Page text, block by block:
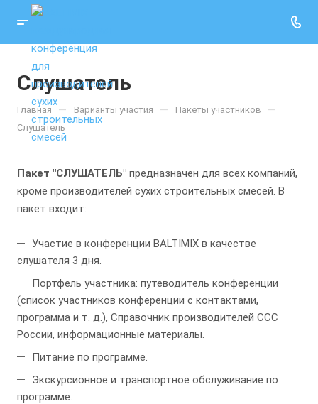
Слушатель
Главная — Варианты участия — Пакеты участников —
Слушатель
Пакет "СЛУШАТЕЛЬ" предназначен для всех компаний,
кроме производителей сухих строительных смесей. В
пакет входит:
Участие в конференции BALTIMIX в качестве
слушателя 3 дня.
Портфель участника: путеводитель конференции
(список участников конференции с контактами,
программа и т. д.), Справочник производителей ССС
России, информационные материалы.
Питание по программе.
Экскурсионное и транспортное обслуживание по
программе.